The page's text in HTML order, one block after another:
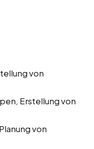
von
Erstellung von
von